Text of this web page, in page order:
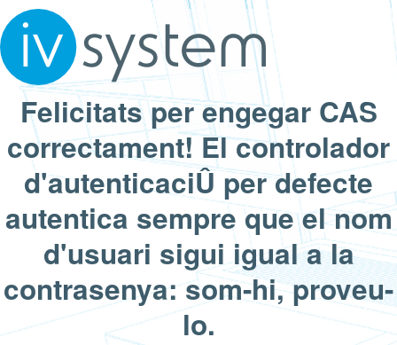
Felicitats per engegar CAS
correctament! El controlador
d'autenticaciÛ per defecte
autentica sempre que el nom
d'usuari sigui igual a la
contrasenya: som-hi, proveu-
lo.